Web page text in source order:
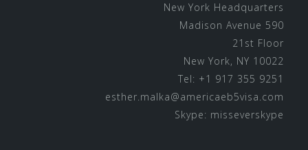
New York Headquarters
590 Madison Avenue
21st Floor
New York, NY 10022
Tel: +1 917 355 9251
esther.malka@americaeb5visa.com
Skype: misseverskype